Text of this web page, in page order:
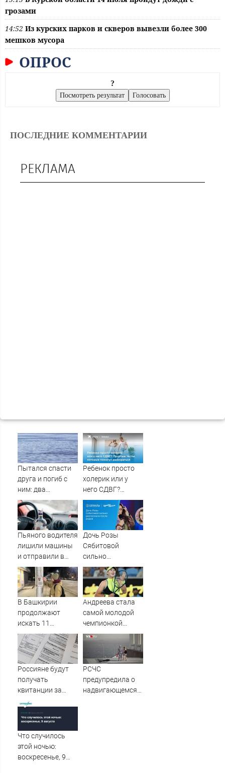
грозами
14:52 Из курских парков и скверов вывезли более 300
мешков мусора
ОПРОС
?
ПОСЛЕДНИЕ КОММЕНТАРИИ
РЕКЛАМА
Пытался спасти
друга и погиб с
ним: два
подростка
утонули в реке
08/08/2026 –
Новости
Ребенок просто
холерик или у
него СДВГ?
Простые тесты,
которые помогут
разобраться
Пьяного водителя
лишили машины
и отправили в
тюрь
Дочь Розы
Сябитовой
сильно
располнела после
родов
В Башкирии
продолжают
искать 11
пропавших без
вести
Андреева стала
самой молодой
чемпионкой
"Ролан Гаррос" с
1992 года
Россияне будут
получать
квитанции за
ЖКУ по-новому
РСЧС
предупредила о
надвигающемся
Что случилось
этой ночью:
воскресенье, 9